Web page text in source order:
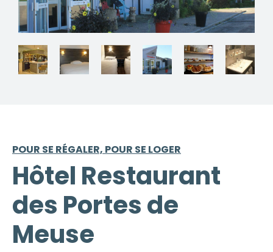
POUR SE RÉGALER, POUR SE LOGER
Hôtel Restaurant
des Portes de
Meuse